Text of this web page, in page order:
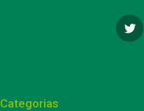
Categorias